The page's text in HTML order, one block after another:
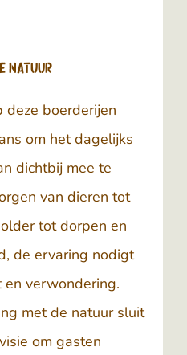
natuur
deze boerderijen
om het dagelijks
dichtbij mee te
van dieren tot
tot dorpen en
de ervaring nodigt
verwondering.
met de natuur sluit
om gasten